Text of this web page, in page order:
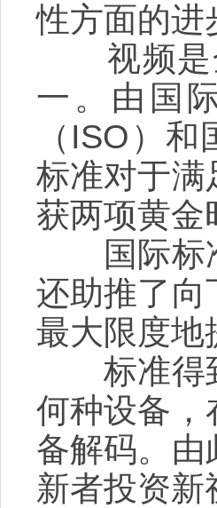
性方面的进
视频是全
一。由国
（ISO）
标准对于满
获两项黄金
国际标准
还助推了向
最大限度地
标准得到
何种设备，
备解码。由
新者投资新